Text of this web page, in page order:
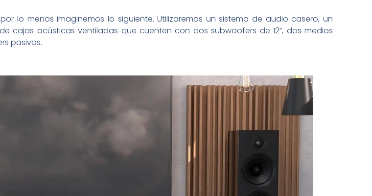
lo menos imaginemos lo siguiente. Utilizaremos un sistema de audio casero, un
cajas acústicas ventiladas que cuenten con dos subwoofers de 12”, dos medios
pasivos.